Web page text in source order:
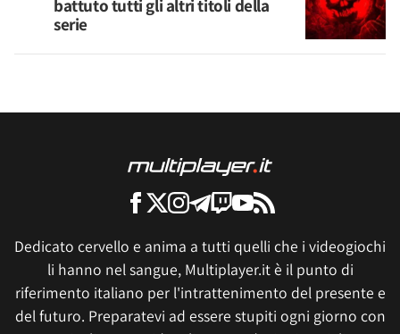
battuto tutti gli altri titoli della
serie
Dedicato cervello e anima a tutti quelli che i videogiochi
li hanno nel sangue, Multiplayer.it è il punto di
riferimento italiano per l'intrattenimento del presente e
del futuro. Preparatevi ad essere stupiti ogni giorno con